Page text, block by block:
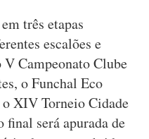
três etapas
escalões e
Campeonato Clube
o Funchal Eco
o XIV Torneio Cidade
será apurada de